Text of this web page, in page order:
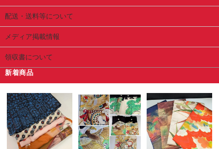
配送・送料等について
メディア掲載情報
領収書について
新着商品